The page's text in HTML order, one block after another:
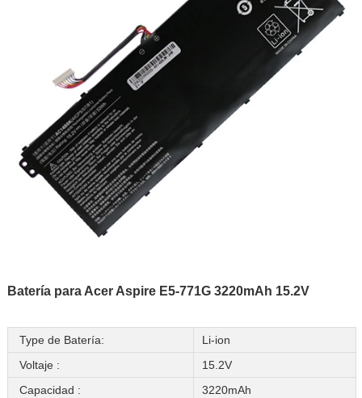
Batería para Acer Aspire E5-771G 3220mAh 15.2V
Type de Batería:
Li-ion
Voltaje :
15.2V
Capacidad :
3220mAh